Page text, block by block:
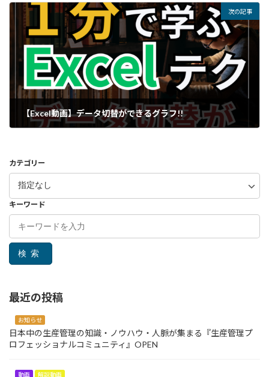
次の記事
【Excel動画】データ切替ができるグラフ!!
カテゴリー
キーワード
検索
最近の投稿
お知らせ
日本中の生産管理の知識・ノウハウ・人脈が集まる『生産管理プ
ロフェッショナルコミュニティ』OPEN
動画 解説動画